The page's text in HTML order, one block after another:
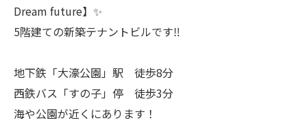
Dream future】✨
5階建ての新築テナントビルです‼
地下鉄「大濠公園」駅 徒歩8分
西鉄バス「すの子」停 徒歩3分
海や公園が近くにあります！